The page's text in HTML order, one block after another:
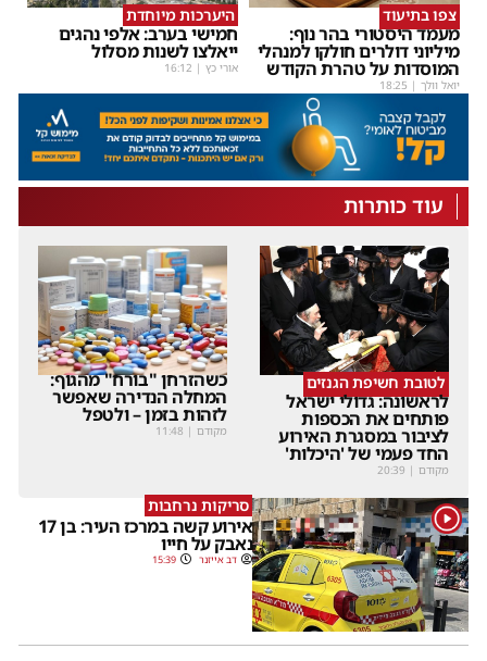
צפו בתיעוד
מעמד היסטורי בהר נוף:
מיליוני דולרים חולקו למנהלי
המוסדות על טהרת הקודש
יואל וולך |
18:25
היערכות מיוחדת
חמישי בערב: אלפי נהגים
ייאלצו לשנות מסלול
אורי כץ |
16:12
עוד כותרות
לטובת חשיפת הגנזים
לראשונה: גדולי ישראל
פותחים את הכספות
לציבור במסגרת האירוע
החד פעמי של 'היכלות'
מקודם |
20:39
כשהזרחן "בורח" מהגוף:
המחלה הנדירה שאפשר
לזהות בזמן – ולטפל
מקודם |
11:48
1 סריקות נרחבות
אירוע קשה במרכז העיר: בן 17
נאבק על חייו
דב אייזנר 15:39